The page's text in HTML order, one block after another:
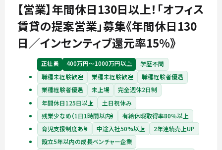
【営業】年間休日130日以上！「オフィス
賃貸の提案営業」募集《年間休日130
日／インセンティブ還元率15%》
正社員 400万円〜1000万円以上
学歴不問
職種未経験歓迎
業種未経験歓迎
職種経験者優遇
業種経験者優遇
未上場
完全週休2日制
年間休日125日以上
土日祝休み
残業少なめ（1日1時間以内）
有給休暇取得率80％以上
育児支援制度あり
中途入社50%以上
2年連続売上UP
設立5年以内の成長ベンチャー企業